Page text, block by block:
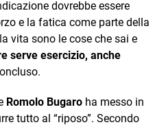
dovrebbe essere
e la fatica come parte della
vita sono le cose che sai e
serve esercizio, anche
Romolo Bugaro ha messo in
tutto al “riposo”. Secondo